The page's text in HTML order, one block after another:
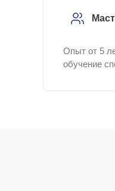
Опыт от 5
обучение